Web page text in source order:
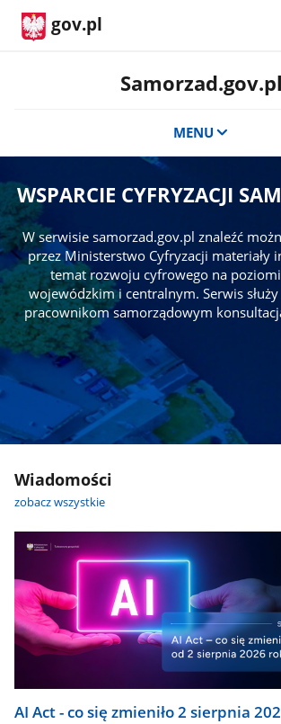
gov.pl
Samorzad.gov.pl
MENU
WSPARCIE CYFRYZACJI
W serwisie samorzad.gov.pl znaleźć
przez Ministerstwo Cyfryzacji materiały
temat rozwoju cyfrowego na
wojewódzkim i centralnym. Serwis
pracownikom samorządowym
Wiadomości
zobacz wszystkie
AI Act - co się zmieniło 2 sierpnia